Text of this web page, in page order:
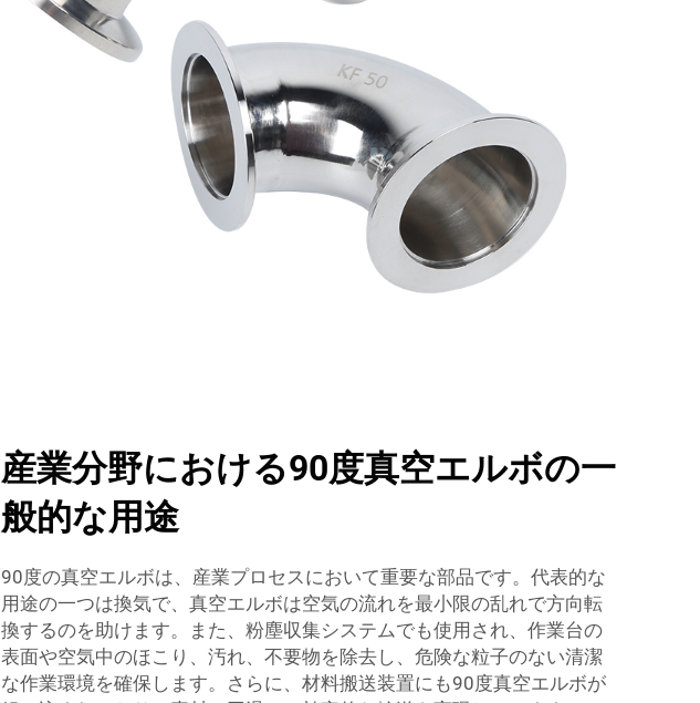
産業分野における90度真空エルボの一
般的な用途
90度の真空エルボは、産業プロセスにおいて重要な部品です。代表的な
用途の一つは換気で、真空エルボは空気の流れを最小限の乱れで方向転
換するのを助けます。また、粉塵収集システムでも使用され、作業台の
表面や空気中のほこり、汚れ、不要物を除去し、危険な粒子のない清潔
な作業環境を確保します。さらに、材料搬送装置にも90度真空エルボが